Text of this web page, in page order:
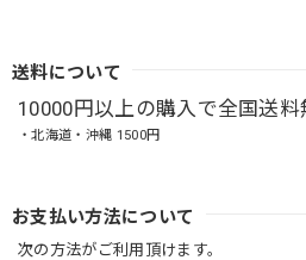
送料について
10000円以上の購入で全国送料
・北海道・沖縄 1500円
お支払い方法について
次の方法がご利用頂けます。